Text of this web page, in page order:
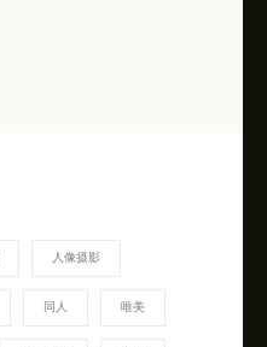
人像摄影
同人 唯美